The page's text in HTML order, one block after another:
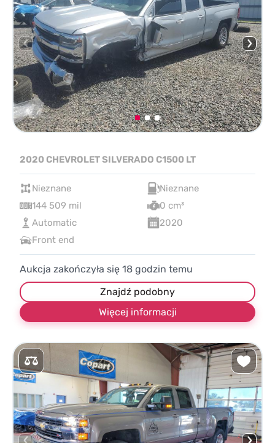
2020 CHEVROLET SILVERADO C1500 LT
Nieznane
Nieznane
144 509 mil
0 cm³
Automatic
2020
Front end
Aukcja zakończyła się 18 godzin temu
Znajdź podobny
Więcej informacji